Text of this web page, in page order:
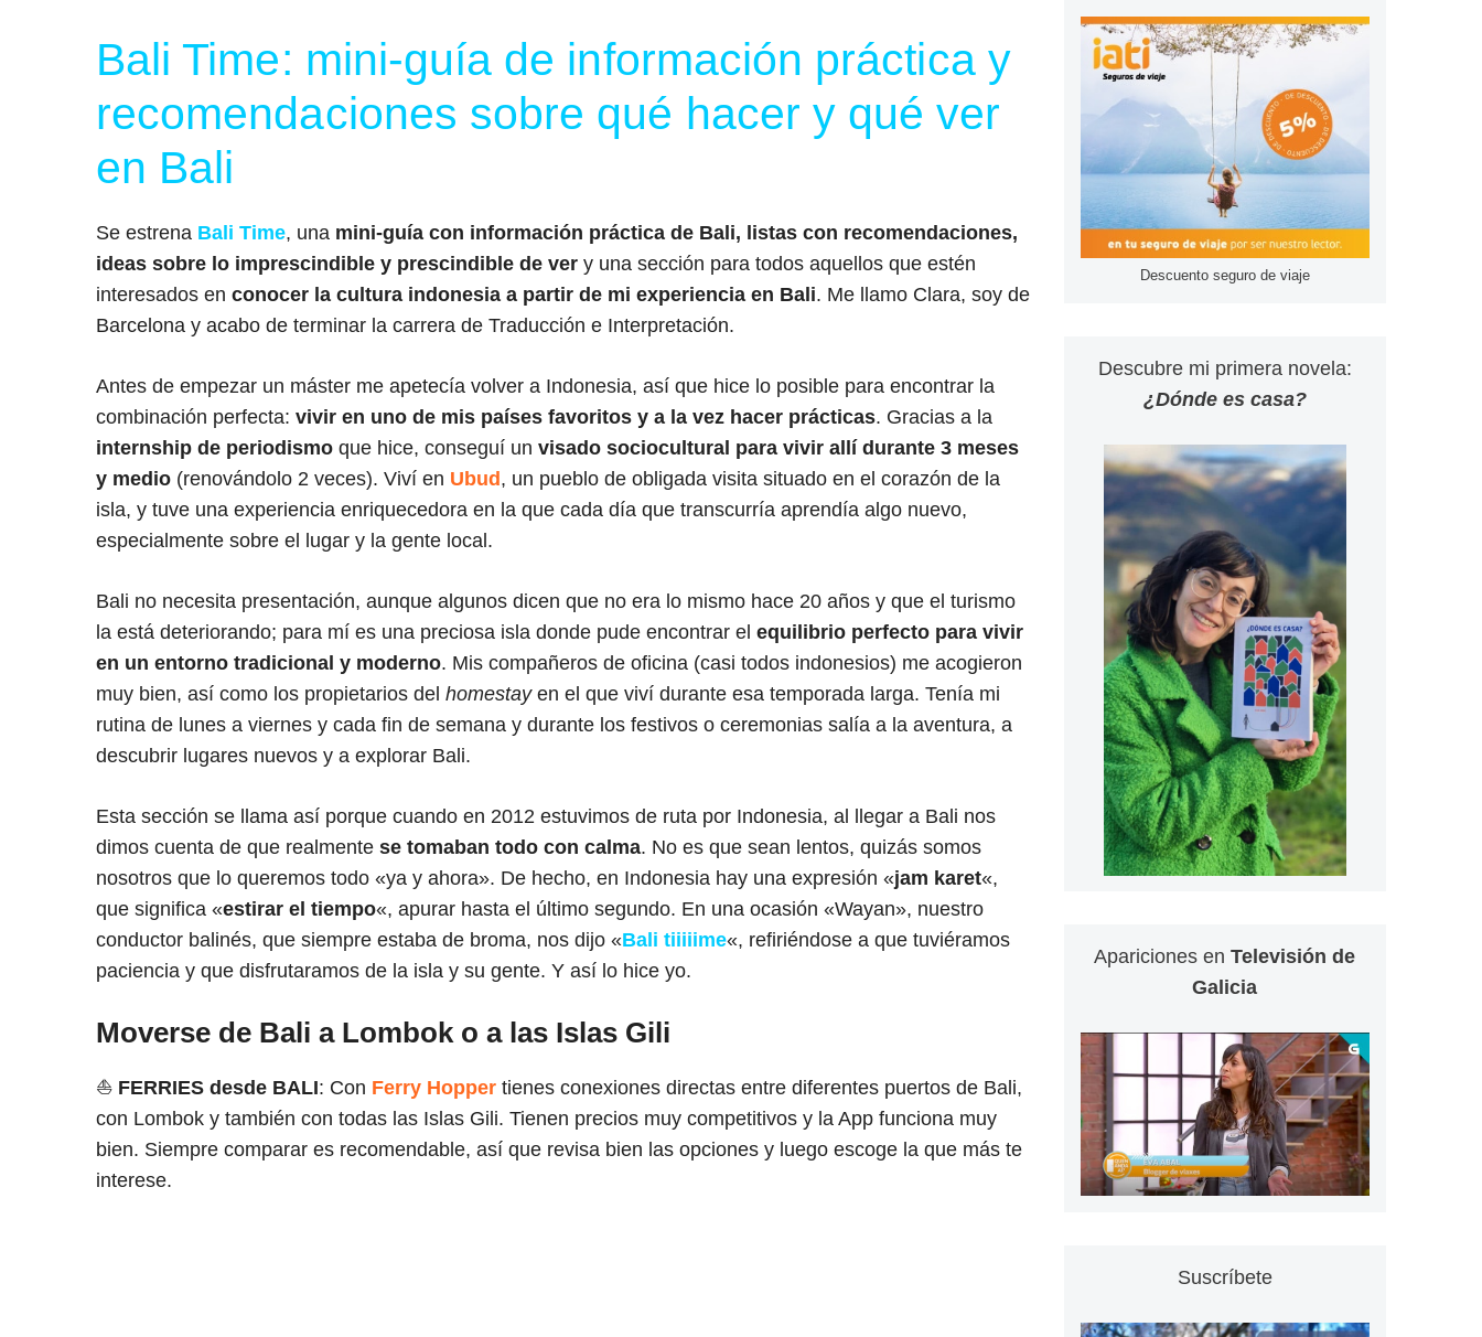
Bali Time: mini-guía de información práctica y
recomendaciones sobre qué hacer y qué ver
en Bali
Se estrena Bali Time, una mini-guía con información práctica de Bali, listas con recomendaciones,
ideas sobre lo imprescindible y prescindible de ver y una sección para todos aquellos que estén
interesados en conocer la cultura indonesia a partir de mi experiencia en Bali. Me llamo Clara, soy de
Barcelona y acabo de terminar la carrera de Traducción e Interpretación.
Antes de empezar un máster me apetecía volver a Indonesia, así que hice lo posible para encontrar la
combinación perfecta: vivir en uno de mis países favoritos y a la vez hacer prácticas. Gracias a la
internship de periodismo que hice, conseguí un visado sociocultural para vivir allí durante 3 meses
y medio (renovándolo 2 veces). Viví en Ubud, un pueblo de obligada visita situado en el corazón de la
isla, y tuve una experiencia enriquecedora en la que cada día que transcurría aprendía algo nuevo,
especialmente sobre el lugar y la gente local.
Bali no necesita presentación, aunque algunos dicen que no era lo mismo hace 20 años y que el turismo
la está deteriorando; para mí es una preciosa isla donde pude encontrar el equilibrio perfecto para vivir
en un entorno tradicional y moderno. Mis compañeros de oficina (casi todos indonesios) me acogieron
muy bien, así como los propietarios del homestayen el que viví durante esa temporada larga. Tenía mi
rutina de lunes a viernes y cada fin de semana y durante los festivos o ceremonias salía a la aventura, a
descubrir lugares nuevos y a explorar Bali.
Esta sección se llama así porque cuando en 2012 estuvimos de ruta por Indonesia, al llegar a Bali nos
dimos cuenta de que realmente se tomaban todo con calma. No es que sean lentos, quizás somos
nosotros que lo queremos todo «ya y ahora». De hecho, en Indonesia hay una expresión «jam karet«,
que significa «estirar el tiempo«, apurar hasta el último segundo. En una ocasión «Wayan», nuestro
conductor balinés, que siempre estaba de broma, nos dijo «Bali tiiiiime«, refiriéndose a que tuviéramos
paciencia y que disfrutaramos de la isla y su gente. Y así lo hice yo.
Moverse de Bali a Lombok o a las Islas Gili
⛵ FERRIES desde BALI: Con Ferry Hopper tienes conexiones directas entre diferentes puertos de Bali,
con Lombok y también con todas las Islas Gili. Tienen precios muy competitivos y la App funciona muy
bien. Siempre comparar es recomendable, así que revisa bien las opciones y luego escoge la que más te
interese.
Descuento seguro de viaje
Descubre mi primera novela:
¿Dónde es casa?
Apariciones enTelevisión de
Galicia
Suscríbete